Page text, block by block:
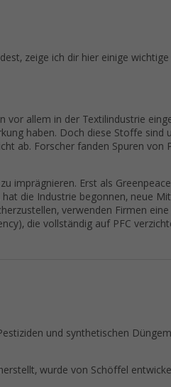
zeige ich dir hier einige
vor allem in der Textilindustrie
haben. Doch diese Stoffe sind
ab. Forscher fanden Spuren von
imprägnieren. Erst als
die Industrie begonnen, neue
verwenden Firmen
die vollständig auf PFC
und synthetischen
wurde von Schöffel